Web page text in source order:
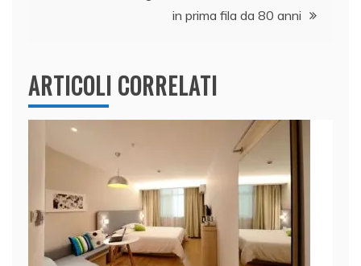
in prima fila da 80 anni
ARTICOLI CORRELATI